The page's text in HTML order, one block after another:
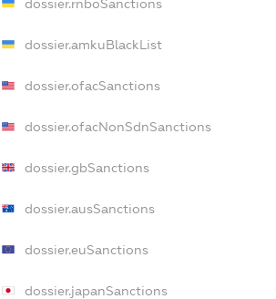
dossier.rnboSanctions
dossier.amkuBlackList
dossier.ofacSanctions
dossier.ofacNonSdnSanctions
dossier.gbSanctions
dossier.ausSanctions
dossier.euSanctions
dossier.japanSanctions